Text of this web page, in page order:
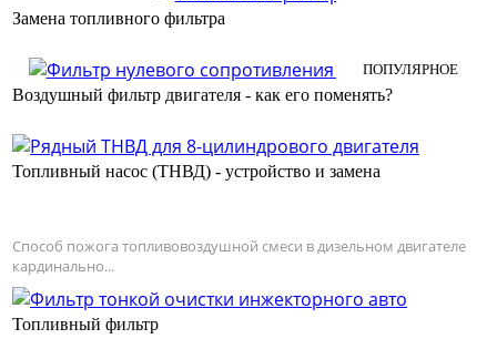
Замена топливного фильтра
Воздушный фильтр двигателя - как его поменять?
Топливный насос (ТНВД) - устройство и замена
Способ пожога топливовоздушной смеси в дизельном двигателе
кардинально...
Топливный фильтр